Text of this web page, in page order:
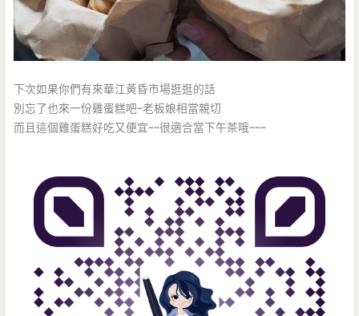
下次如果你們有來華江黃昏市場逛逛的話
別忘了也來一份雞蛋糕吧~老板娘相當親切
而且這個雞蛋糕好吃又便宜~~很適合當下午茶哦~~~